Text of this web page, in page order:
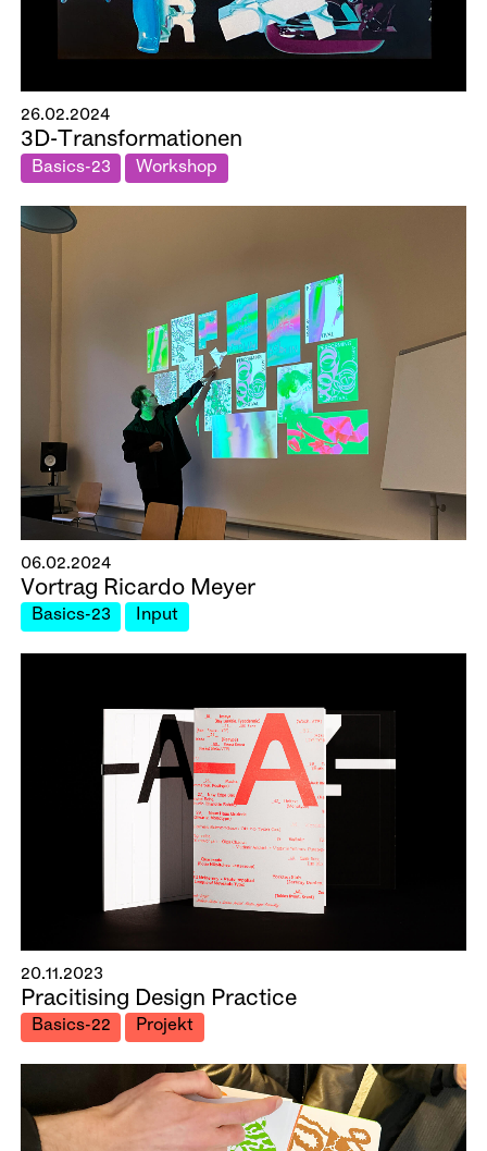
26.02.2024
3D-Transformationen
Basics-23 Workshop
06.02.2024
Vortrag Ricardo Meyer
Basics-23 Input
20.11.2023
Pracitising Design Practice
Basics-22 Projekt